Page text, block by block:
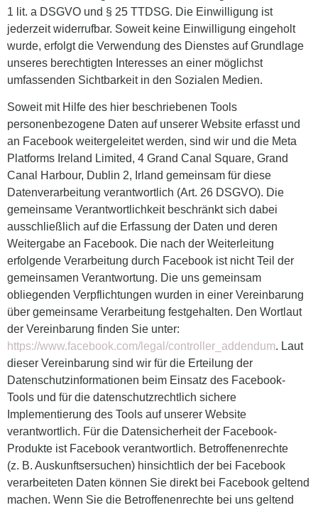
1 lit. a DSGVO und § 25 TTDSG. Die Einwilligung ist
jederzeit widerrufbar. Soweit keine Einwilligung eingeholt
wurde, erfolgt die Verwendung des Dienstes auf Grundlage
unseres berechtigten Interesses an einer möglichst
umfassenden Sichtbarkeit in den Sozialen Medien.
Soweit mit Hilfe des hier beschriebenen Tools
personenbezogene Daten auf unserer Website erfasst und
an Facebook weitergeleitet werden, sind wir und die Meta
Platforms Ireland Limited, 4 Grand Canal Square, Grand
Canal Harbour, Dublin 2, Irland gemeinsam für diese
Datenverarbeitung verantwortlich (Art. 26 DSGVO). Die
gemeinsame Verantwortlichkeit beschränkt sich dabei
ausschließlich auf die Erfassung der Daten und deren
Weitergabe an Facebook. Die nach der Weiterleitung
erfolgende Verarbeitung durch Facebook ist nicht Teil der
gemeinsamen Verantwortung. Die uns gemeinsam
obliegenden Verpflichtungen wurden in einer Vereinbarung
über gemeinsame Verarbeitung festgehalten. Den Wortlaut
der Vereinbarung finden Sie unter:
https://www.facebook.com/legal/controller_addendum. Laut
dieser Vereinbarung sind wir für die Erteilung der
Datenschutzinformationen beim Einsatz des Facebook-
Tools und für die datenschutzrechtlich sichere
Implementierung des Tools auf unserer Website
verantwortlich. Für die Datensicherheit der Facebook-
Produkte ist Facebook verantwortlich. Betroffenenrechte
(z. B. Auskunftsersuchen) hinsichtlich der bei Facebook
verarbeiteten Daten können Sie direkt bei Facebook geltend
machen. Wenn Sie die Betroffenenrechte bei uns geltend